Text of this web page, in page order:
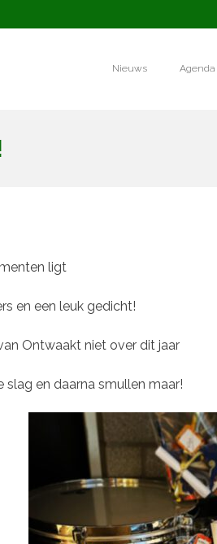
Nieuws Agenda
ligt
en een leuk gedicht!
Ontwaakt niet over dit jaar
en daarna smullen maar!